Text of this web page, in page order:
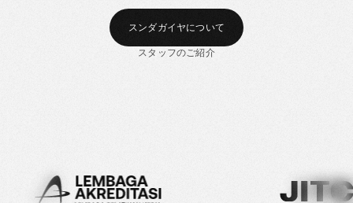
スンダガイヤについて
スタッフのご紹介